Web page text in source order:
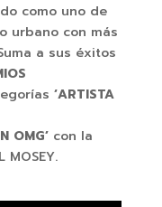
como uno de
urbano con más
a sus éxitos
‘ARTISTA
OMG’con la